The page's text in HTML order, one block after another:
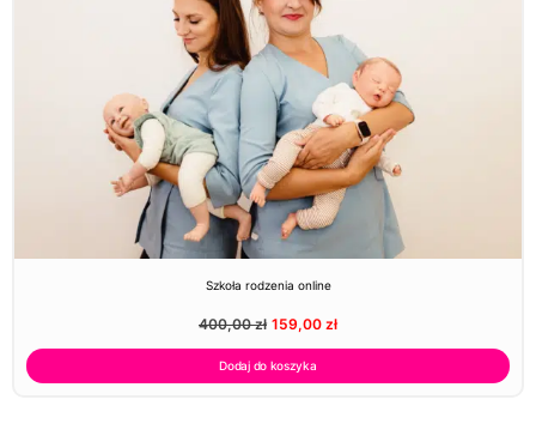
Szkoła rodzenia online
400,00zł 159,00 zł
Dodaj do koszyka